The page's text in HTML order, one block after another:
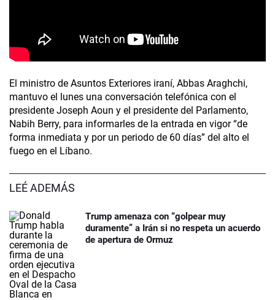
El ministro de Asuntos Exteriores iraní, Abbas Araghchi,
mantuvo el lunes una conversación telefónica con el
presidente Joseph Aoun y el presidente del Parlamento,
Nabih Berry, para informarles de la entrada en vigor “de
forma inmediata y por un periodo de 60 días” del alto el
fuego en el Líbano.
LEÉ ADEMÁS
Trump amenaza con “golpear muy
duramente” a Irán si no respeta un acuerdo
de apertura de Ormuz